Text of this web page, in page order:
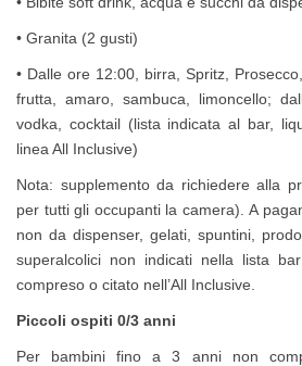
• Granita (2 gusti)
• Dalle ore 12:00, birra, Spritz,
frutta, amaro, sambuca, limoncello;
vodka, cocktail (lista indicata al bar,
linea All Inclusive)
Nota: supplemento da richiedere alla
per tutti gli occupanti la camera). A
non da dispenser, gelati, spuntini,
superalcolici non indicati nella lista
compreso o citato nell’All Inclusive.
Piccoli ospiti 0/3 anni
Per bambini fino a 3 anni non